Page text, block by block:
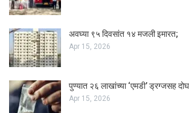
अवघ्या ९५ दिवसांत १४ मजली इमारत;
Apr 15, 2026
पुण्यात २६ लाखांच्या ‘एमडी’ ड्रग्जसह
Apr 15, 2026